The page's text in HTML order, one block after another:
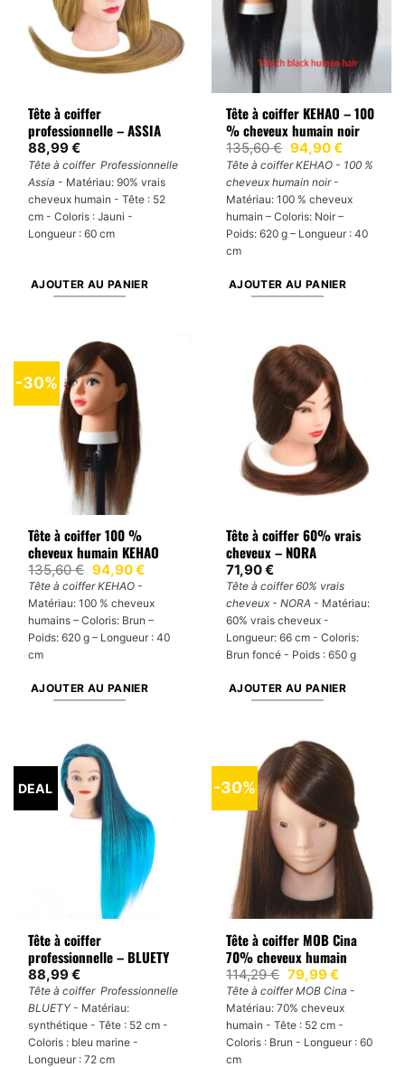
Tête à coiffer
professionnelle – ASSIA
88,99€
Tête à coiffer Professionnelle
Assia- Matériau: 90% vrais
cheveux humain - Tête : 52
cm - Coloris : Jauni -
Longueur : 60 cm
AJOUTER AU PANIER
Tête à coiffer KEHAO – 100
% cheveux humain noir
135,60€ Le
prix
initial
était :
135,60 €.
94,90€Le
prix
actuel
94,90 €.
Tête à coiffer KEHAO - 100 %
cheveux humain noir-
Matériau: 100 % cheveux
humain – Coloris: Noir –
Poids: 620 g – Longueur : 40
cm
AJOUTER AU PANIER
-30%
Tête à coiffer 100 %
cheveux humain KEHAO
135,60€ Le
prix
initial
était :
135,60 €.
94,90€Le
est :
94,90 €.
Tête à coiffer KEHAO -
Matériau: 100 % cheveux
humains – Coloris: Brun –
Poids: 620 g – Longueur : 40
cm
AJOUTER AU PANIER
Tête à coiffer 60% vrais
cheveux – NORA
71,90€
Tête à coiffer 60% vrais
cheveux - NORA - Matériau:
60% vrais cheveux -
Longueur: 66 cm - Coloris:
Brun foncé - Poids : 650 g
AJOUTER AU PANIER
DEAL
Tête à coiffer
professionnelle – BLUETY
88,99€
Tête à coiffer Professionnelle
BLUETY- Matériau:
synthétique - Tête : 52 cm -
Coloris : bleu marine -
Longueur : 72 cm
-30%
Tête à coiffer MOB Cina
70% cheveux humain
114,29€ Le
prix
initial
était :
114,29 €.
79,99€Le
prix
actuel
est :
79,99 €.
Tête à coiffer MOB Cina -
Matériau: 70% cheveux
humain - Tête : 52 cm -
Coloris : Brun - Longueur : 60
cm